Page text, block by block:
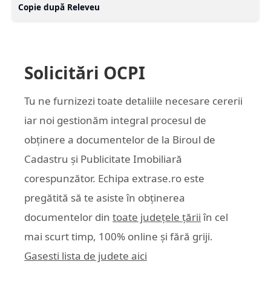
Copie după Releveu
Solicitări OCPI
Tu ne furnizezi toate detaliile necesare cererii
iar noi gestionăm integral procesul de
obținere a documentelor de la Biroul de
Cadastru și Publicitate Imobiliară
corespunzător. Echipa extrase.ro este
pregătită să te asiste în obținerea
documentelor din toate județele țării în cel
mai scurt timp, 100% online și fără griji.
Gasesti lista de judete aici